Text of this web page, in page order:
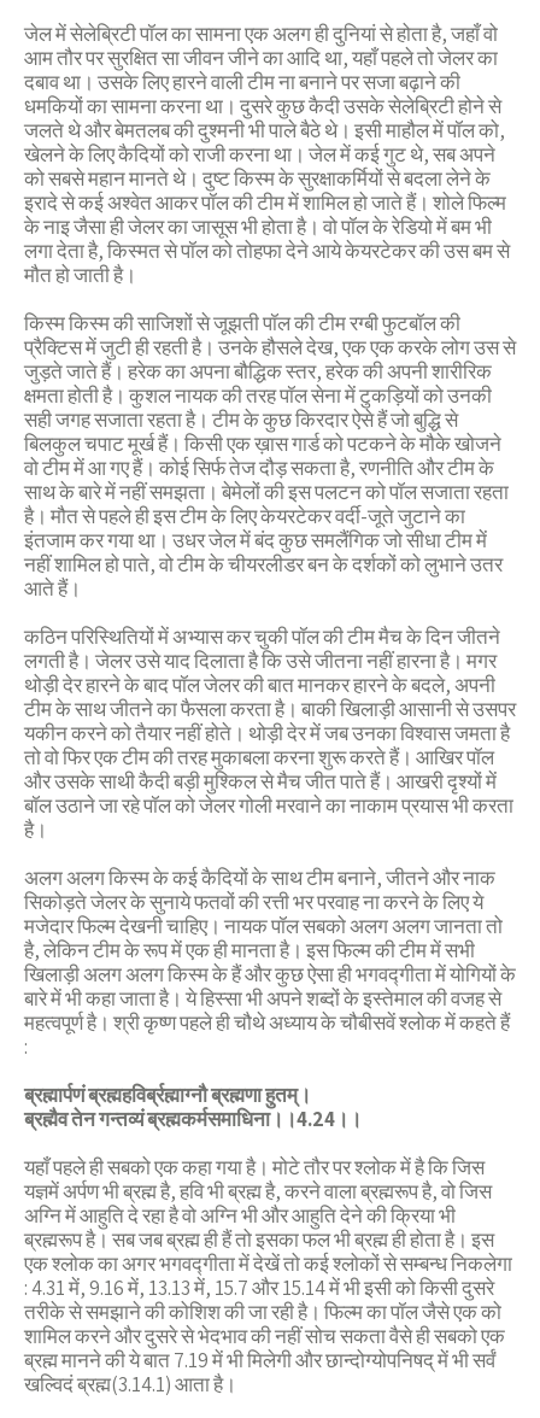
जेल में सेलेब्रिटी पॉल का सामना एक अलग ही दुनियां से होता है, जहाँ वो
आम तौर पर सुरक्षित सा जीवन जीने का आदि था, यहाँ पहले तो जेलर का
दबाव था। उसके लिए हारने वाली टीम ना बनाने पर सजा बढ़ाने की
धमकियों का सामना करना था। दुसरे कुछ कैदी उसके सेलेब्रिटी होने से
जलते थे और बेमतलब की दुश्मनी भी पाले बैठे थे। इसी माहौल में पॉल को,
खेलने के लिए कैदियों को राजी करना था। जेल में कई गुट थे, सब अपने
को सबसे महान मानते थे। दुष्ट किस्म के सुरक्षाकर्मियों से बदला लेने के
इरादे से कई अश्वेत आकर पॉल की टीम में शामिल हो जाते हैं। शोले फिल्म
के नाइ जैसा ही जेलर का जासूस भी होता है। वो पॉल के रेडियो में बम भी
लगा देता है, किस्मत से पॉल को तोहफा देने आये केयरटेकर की उस बम से
मौत हो जाती है।
किस्म किस्म की साजिशों से जूझती पॉल की टीम रग्बी फुटबॉल की
प्रैक्टिस में जुटी ही रहती है। उनके हौसले देख, एक एक करके लोग उस से
जुड़ते जाते हैं। हरेक का अपना बौद्धिक स्तर, हरेक की अपनी शारीरिक
क्षमता होती है। कुशल नायक की तरह पॉल सेना में टुकड़ियों को उनकी
सही जगह सजाता रहता है। टीम के कुछ किरदार ऐसे हैं जो बुद्धि से
बिलकुल चपाट मूर्ख हैं। किसी एक ख़ास गार्ड को पटकने के मौके खोजने
वो टीम में आ गए हैं। कोई सिर्फ तेज दौड़ सकता है, रणनीति और टीम के
साथ के बारे में नहीं समझता। बेमेलों की इस पलटन को पॉल सजाता रहता
है। मौत से पहले ही इस टीम के लिए केयरटेकर वर्दी-जूते जुटाने का
इंतजाम कर गया था। उधर जेल में बंद कुछ समलैंगिक जो सीधा टीम में
नहीं शामिल हो पाते, वो टीम के चीयरलीडर बन के दर्शकों को लुभाने उतर
आते हैं।
कठिन परिस्थितियों में अभ्यास कर चुकी पॉल की टीम मैच के दिन जीतने
लगती है। जेलर उसे याद दिलाता है कि उसे जीतना नहीं हारना है। मगर
थोड़ी देर हारने के बाद पॉल जेलर की बात मानकर हारने के बदले, अपनी
टीम के साथ जीतने का फैसला करता है। बाकी खिलाड़ी आसानी से उसपर
यकीन करने को तैयार नहीं होते। थोड़ी देर में जब उनका विश्वास जमता है
तो वो फिर एक टीम की तरह मुकाबला करना शुरू करते हैं। आखिर पॉल
और उसके साथी कैदी बड़ी मुश्किल से मैच जीत पाते हैं। आखरी दृश्यों में
बॉल उठाने जा रहे पॉल को जेलर गोली मरवाने का नाकाम प्रयास भी करता
है।
अलग अलग किस्म के कई कैदियों के साथ टीम बनाने, जीतने और नाक
सिकोड़ते जेलर के सुनाये फतवों की रत्ती भर परवाह ना करने के लिए ये
मजेदार फिल्म देखनी चाहिए। नायक पॉल सबको अलग अलग जानता तो
है, लेकिन टीम के रूप में एक ही मानता है। इस फिल्म की टीम में सभी
खिलाड़ी अलग अलग किस्म के हैं और कुछ ऐसा ही भगवद्गीता में योगियों के
बारे में भी कहा जाता है। ये हिस्सा भी अपने शब्दों के इस्तेमाल की वजह से
महत्वपूर्ण है। श्री कृष्ण पहले ही चौथे अध्याय के चौबीसवें श्लोक में कहते हैं
:
ब्रह्मार्पणं ब्रह्महविर्ब्रह्माग्नौ ब्रह्मणा हुतम्।
ब्रह्मैव तेन गन्तव्यं ब्रह्मकर्मसमाधिना।।4.24।।
यहाँ पहले ही सबको एक कहा गया है। मोटे तौर पर श्लोक में है कि जिस
यज्ञमें अर्पण भी ब्रह्म है, हवि भी ब्रह्म है, करने वाला ब्रह्मरूप है, वो जिस
अग्नि में आहुति दे रहा है वो अग्नि भी और आहुति देने की क्रिया भी
ब्रह्मरूप है। सब जब ब्रह्म ही हैं तो इसका फल भी ब्रह्म ही होता है। इस
एक श्लोक का अगर भगवद्गीता में देखें तो कई श्लोकों से सम्बन्ध निकलेगा
: 4.31 में, 9.16 में, 13.13 में, 15.7 और 15.14 में भी इसी को किसी दुसरे
तरीके से समझाने की कोशिश की जा रही है। फिल्म का पॉल जैसे एक को
शामिल करने और दुसरे से भेदभाव की नहीं सोच सकता वैसे ही सबको एक
ब्रह्म मानने की ये बात 7.19 में भी मिलेगी और छान्दोग्योपनिषद् में भी सर्वं
खल्विदं ब्रह्म(3.14.1) आता है।